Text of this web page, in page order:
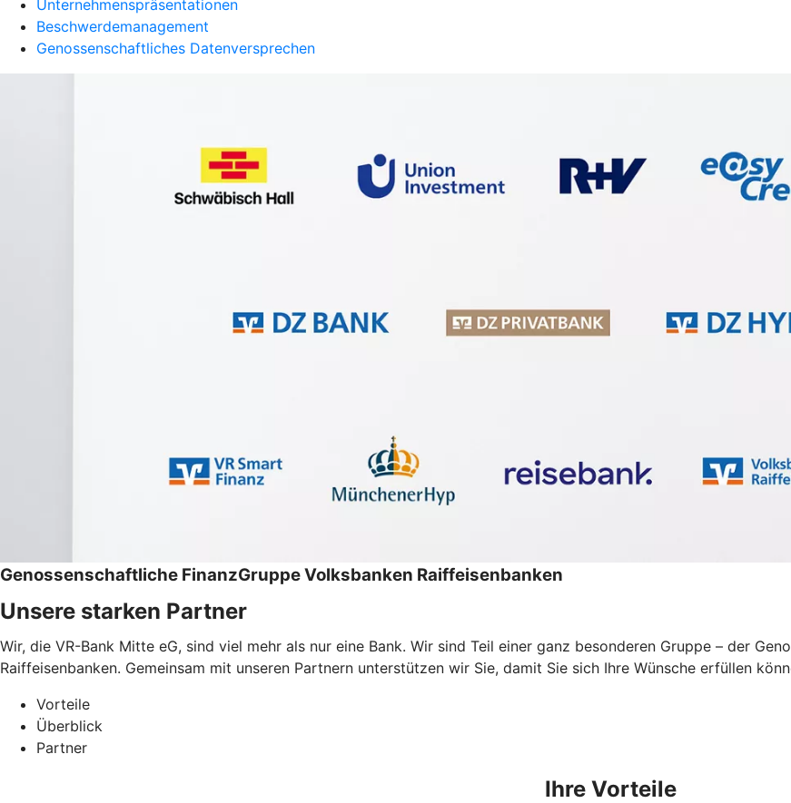
Unternehmenspräsentationen
Beschwerdemanagement
Genossenschaftliches Datenversprechen
Genossenschaftliche FinanzGruppe Volksbanken Raiffeisenbanken
Unsere starken Partner
Wir, die VR-Bank Mitte eG, sind viel mehr als nur eine Bank. Wir sind Teil einer ganz besonderen Gruppe – der
Raiffeisenbanken. Gemeinsam mit unseren Partnern unterstützen wir Sie, damit Sie sich Ihre Wünsche erfüllen
Vorteile
Überblick
Partner
Ihre Vorteile